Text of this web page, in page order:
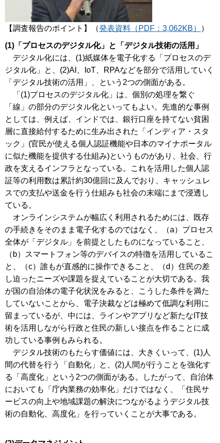
【調査報告のポイント】（発表資料（PDF：3,062KB） ）
(1)「プロセスのデジタル化」と「デジタル技術の活用」
デジタル化には、(1)紙媒体を電子化する「プロセスのデ
ジタル化」と、(2)AI、IoT、RPAなどを部分で活用していく
「デジタル技術の活用」、という2つの側面がある。
「(1)プロセスのデジタル化」は、個別の処理を繋ぐ
「線」の部分のデジタル化といってもよい。先進的な事例
としては、例えば、インドでは、銀行口座を持てない貧困
層に直接給付するために生み出された「インディア・スタ
ック」(官民が使える個人認証機能や日本のマイナポータル
に似た機能を提供する仕組み)というものがあり、社会、行
政を支えるインフラとなっている。これを活用した個人認
証等の利用数は累計約30億回に及んでおり、キャッシュレ
スでの支払や送金を行う仕組みも社会の末端にまで浸透し
ている。
オンラインシステムが幅広く利用されるためには、既存
の手続きをそのまま電子化するのではなく、（a）プロセス
全体が「デジタル」を前提としたものになっていること、
（b）スマートフォン等のデバイスの特徴を活用しているこ
と、（c）誰もが直感的に操作できること、（d）住民の差
し迫ったニーズや課題を捉えていることが大切である。我
が国の自治体の電子化状況をみると、こうした条件を満た
していないことから、電子決裁などは極めて低調な利用に
留まっているが、中には、ラインやアプリなど新たなIT技
術を活用しながら行政と住民の新しい接点を作ることに成
功している事例もみられる。
デジタル技術のもたらす価値には、大きくいって、(1)人
間の代替を行う「自動化」と、(2)人間が行うことを強化す
る「高度化」という2つの側面がある。したがって、自治体
においても「庁内業務の効率化」だけではなく、「住民サ
ービスの向上や地域課題の解決につながるようデジタル技
術の自動化、高度化」を行っていくことが大事である。